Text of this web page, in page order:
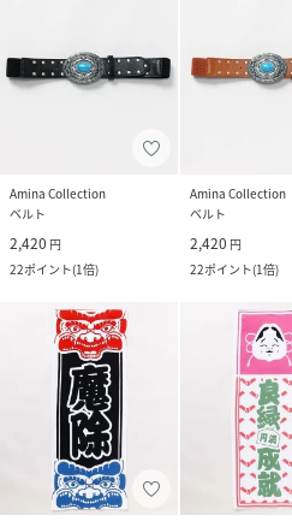
Amina Collection
ベルト
2,420 円
22ポイント(1倍)
Amina Collection
ベルト
2,420 円
22ポイント(1倍)